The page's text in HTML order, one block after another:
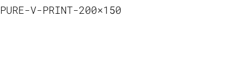
PURE-V-PRINT-200×150